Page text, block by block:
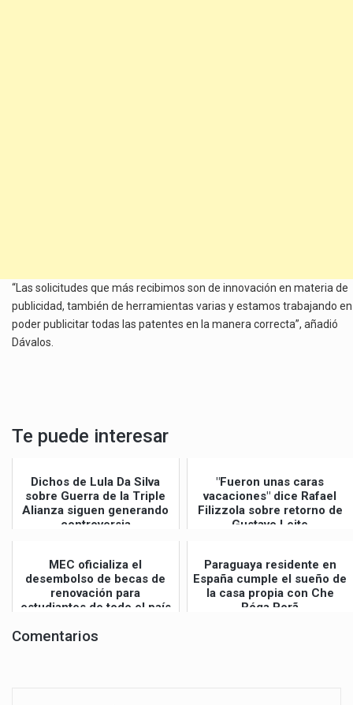
“Las solicitudes que más recibimos son de innovación en materia de
publicidad, también de herramientas varias y estamos trabajando en
poder publicitar todas las patentes en la manera correcta”, añadió
Dávalos.
Te puede interesar
Dichos de Lula Da Silva
sobre Guerra de la Triple
Alianza siguen generando
controversia
"Fueron unas caras
vacaciones" dice Rafael
Filizzola sobre retorno de
Gustavo Leite
MEC oficializa el
desembolso de becas de
renovación para
estudiantes de todo el país
Paraguaya residente en
España cumple el sueño de
la casa propia con Che
Róga Porã
Comentarios